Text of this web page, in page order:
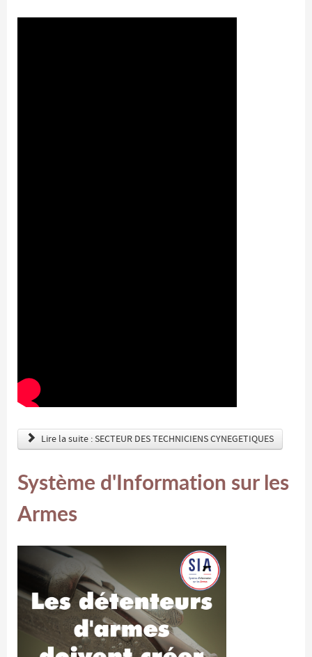
Lire la suite : SECTEUR DES TECHNICIENS CYNEGETIQUES
Système d'Information sur les
Armes